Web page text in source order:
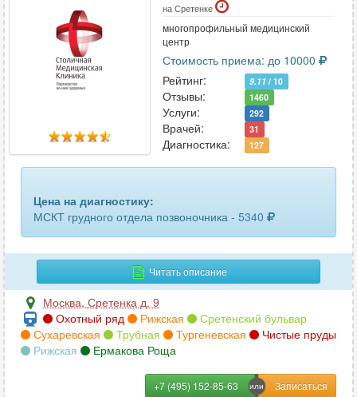
на Сретенке
многопрофильный медицинский
центр
Стоимость приема: до 10000
Рейтинг:
9.11 / 10
Отзывы: 1460
Услуги: 292
Врачей: 31
Диагностика: 127
Цена на диагностику:
МСКТ грудного отдела позвоночника - 5340
Читать описание
Москва, Сретенка д. 9
Охотный ряд
Рижская
Сретенский бульвар
Сухаревская
Трубная Тургеневская
Чистые пруды
Рижская
Ермакова Роща
+7 (495) 152-85-63